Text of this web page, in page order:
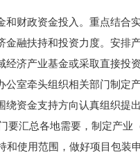
政资金投入。重点结合实
金融扶持和投资力度。安排
经济产业基金或采取直接投
公室牵头组织相关部门制定
绕资金支持方向认真组织提
要汇总各地需要，制定产
和使用范围，做好项目包装